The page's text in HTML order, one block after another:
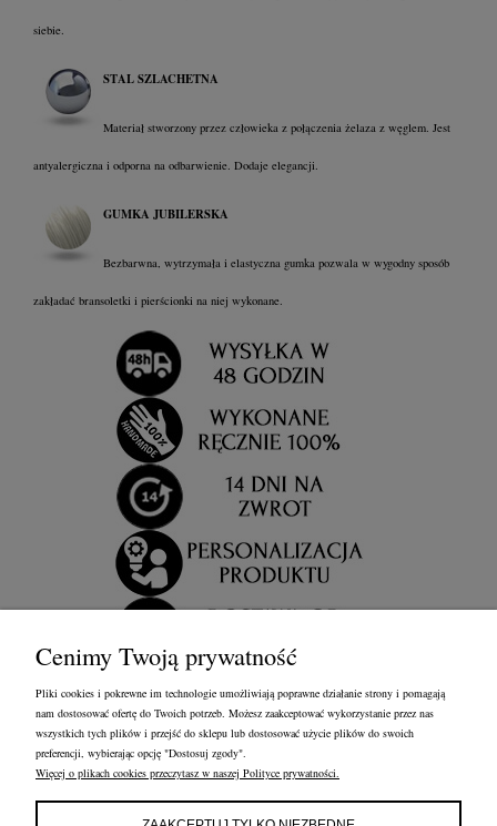
siebie.
STAL SZLACHETNA
Materiał stworzony przez człowieka z połączenia żelaza z węglem. Jest
antyalergiczna i odporna na odbarwienie. Dodaje elegancji.
GUMKA JUBILERSKA
Bezbarwna, wytrzymała i elastyczna gumka pozwala w wygodny sposób
zakładać bransoletki i pierścionki na niej wykonane.
OBSŁUGA KLIENTA FRANCOW JEWELRY
Cenimy Twoją prywatność
Pliki cookies i pokrewne im technologie umożliwiają poprawne działanie strony i pomagają
nam dostosować ofertę do Twoich potrzeb. Możesz zaakceptować wykorzystanie przez nas
wszystkich tych plików i przejść do sklepu lub dostosować użycie plików do swoich
preferencji, wybierając opcję "Dostosuj zgody".
Więcej o plikach cookies przeczytasz w naszej Polityce prywatności.